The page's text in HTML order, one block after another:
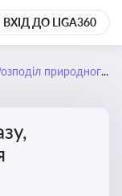
ВХІД ДО LIGA360
природного газу, правила газопостачання